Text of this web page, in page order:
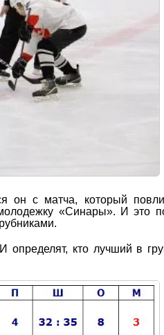
он с матча, который
«Синары». И это
кто лучший в